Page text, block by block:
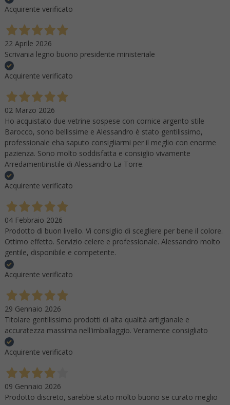
Acquirente verificato
22 Aprile 2026
Scrivania legno buono presidente ministeriale
Acquirente verificato
02 Marzo 2026
Ho acquistato due vetrine sospese con cornice argento stile
Barocco, sono bellissime e Alessandro è stato gentilissimo,
professionale eha saputo consigliarmi per il meglio con enorme
pazienza. Sono molto soddisfatta e consiglio vivamente
Arredamentiinstile di Alessandro La Torre.
Acquirente verificato
04 Febbraio 2026
Prodotto di buon livello. Vi consiglio di scegliere per bene il colore.
Ottimo effetto. Servizio celere e professionale. Alessandro molto
gentile, disponibile e competente.
Acquirente verificato
29 Gennaio 2026
Titolare gentilissimo prodotti di alta qualità artigianale e
accuratezza massima nell'imballaggio. Veramente consigliato
Acquirente verificato
09 Gennaio 2026
Prodotto discreto, sarebbe stato molto buono se curato meglio